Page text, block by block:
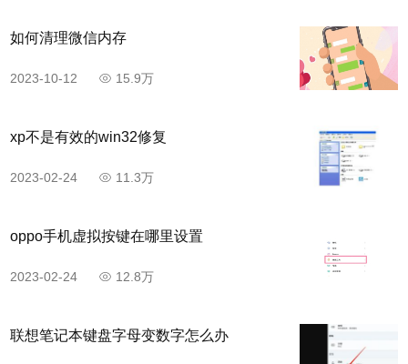
如何清理微信内存
2023-10-12 15.9万
xp不是有效的win32修复
2023-02-24 11.3万
oppo手机虚拟按键在哪里设置
2023-02-24 12.8万
联想笔记本键盘字母变数字怎么办